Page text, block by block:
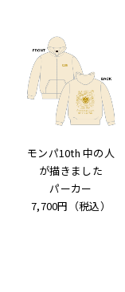
モンパ10th 中の人
が描きました
パーカー
7,700円（税込）